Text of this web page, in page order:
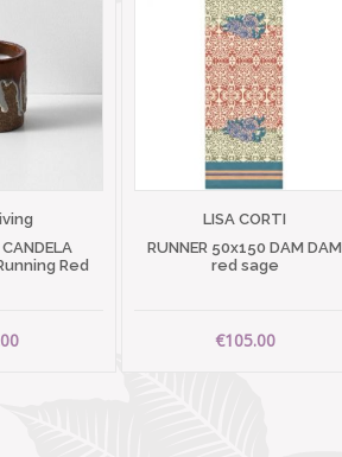
Red
LISA CORTI
RUNNER 50x150 DAM DAM
red sage
€105.00